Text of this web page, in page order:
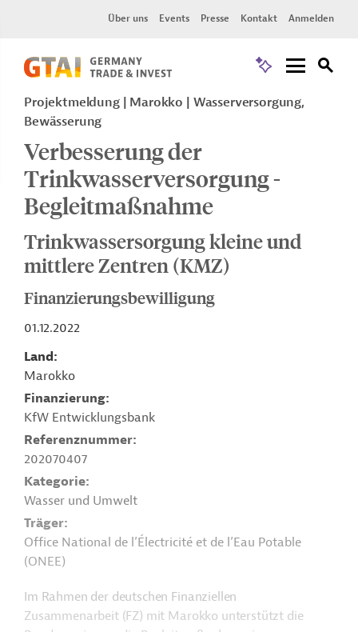
Über uns Events Presse Kontakt Anmelden
Projektmeldung Marokko
Wasserversorgung,
Bewässerung
Verbesserung der
Trinkwasserversorgung -
Begleitmaßnahme
Trinkwassersorgung kleine und
mittlere Zentren (KMZ)
Finanzierungsbewilligung
01.12.2022
Land
Marokko
Finanzierung
KfW Entwicklungsbank
Referenznummer
202070407
Kategorie
Wasser und Umwelt
Träger
Office National de l’Électricité et de l’Eau Potable
(ONEE)
Im Rahmen der deutschen Finanziellen
Zusammenarbeit (FZ) mit Marokko unterstützt die